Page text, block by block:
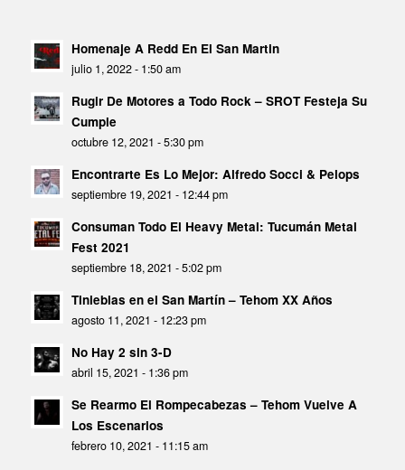
Homenaje A Redd En El San Martin
julio 1, 2022 - 1:50 am
Rugir De Motores a Todo Rock – SROT Festeja Su
Cumple
octubre 12, 2021 - 5:30 pm
Encontrarte Es Lo Mejor: Alfredo Socci & Pelops
septiembre 19, 2021 - 12:44 pm
Consuman Todo El Heavy Metal: Tucumán Metal
Fest 2021
septiembre 18, 2021 - 5:02 pm
Tinieblas en el San Martín – Tehom XX Años
agosto 11, 2021 - 12:23 pm
No Hay 2 sin 3-D
abril 15, 2021 - 1:36 pm
Se Rearmo El Rompecabezas – Tehom Vuelve A
Los Escenarios
febrero 10, 2021 - 11:15 am